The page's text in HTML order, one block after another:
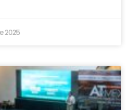
2025